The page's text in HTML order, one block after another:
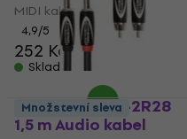
MIDI kabel
4,9/5
252 Kč
Skladem
Roland RCC-5-2R28
1,5 m Audio kabel
Množstevní sleva